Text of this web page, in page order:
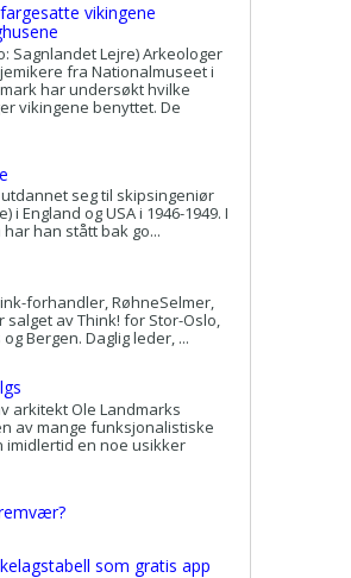
vikingene
Sagnlandet Lejre) Arkeologer
fra Nationalmuseet i
har undersøkt hvilke
vikingene benyttet. De
utdannet seg til skipsingeniør
i England og USA i 1946-1949. I
han stått bak go...
forhandler, RøhneSelmer,
av Think! for Stor-Oslo,
Bergen. Daglig leder, ...
arkitekt Ole Landmarks
av mange funksjonalistiske
imidlertid en noe usikker
som gratis app